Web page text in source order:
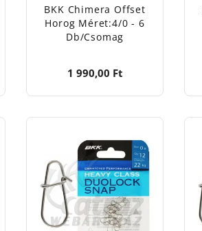
BKK Chimera Offset
Horog Méret:4/0 - 6
Db/csomag
1 990,00 Ft